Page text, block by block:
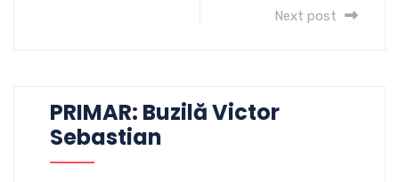
Next post
PRIMAR: Buzilă Victor
Sebastian